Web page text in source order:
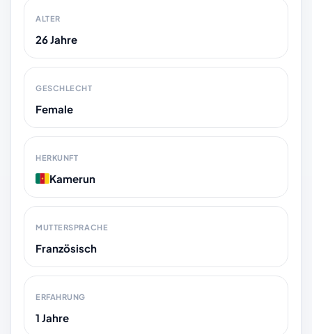
ALTER
26 Jahre
GESCHLECHT
Female
HERKUNFT
Kamerun
MUTTERSPRACHE
Französisch
ERFAHRUNG
1 Jahre